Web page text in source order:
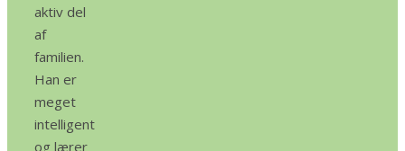
aktiv del
af
familien.
Han er
meget
intelligent
og lærer